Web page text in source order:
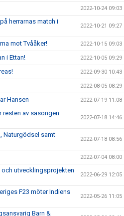
2022-10-24 09:03
herrarnas match i
2022-10-21 09:27
mot Tvååker! 2022-10-15 09:03
i Ettan! 2022-10-05 09:29
2022-09-30 10:43
2022-08-05 08:29
Hansen 2022-07-19 11:08
av säsongen
2022-07-18 14:46
Naturgödsel samt
2022-07-18 08:56
2022-07-04 08:00
och utvecklingsprojekten
2022-06-29 12:05
F23 möter Indiens
2022-05-26 11:05
Barn &